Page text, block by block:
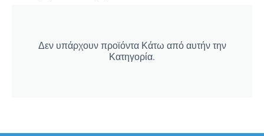
Δεν υπάρχουν προϊόντα Κάτω από αυτήν την
Κατηγορία.